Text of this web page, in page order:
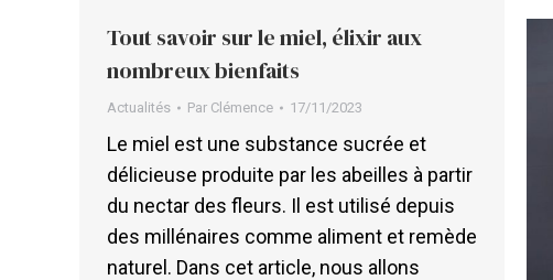
Tout savoir sur le miel, élixir aux
nombreux bienfaits
Actualités Par Clémence 17/11/2023
Le miel est une substance sucrée et
délicieuse produite par les abeilles à partir
du nectar des fleurs. Il est utilisé depuis
des millénaires comme aliment et remède
naturel. Dans cet article, nous allons